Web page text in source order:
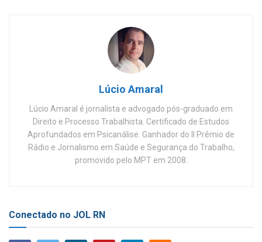
Lúcio Amaral
Lúcio Amaral é jornalista e advogado pós-graduado em
Direito e Processo Trabalhista. Certificado de Estudos
Aprofundados em Psicanálise. Ganhador do II Prêmio de
Rádio e Jornalismo em Saúde e Segurança do Trabalho,
promovido pelo MPT em 2008.
Conectado no JOL RN